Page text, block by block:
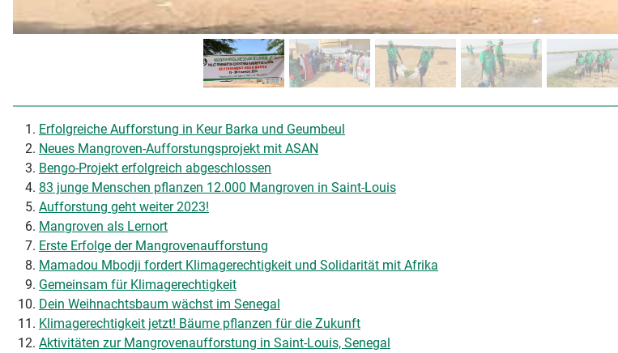
Erfolgreiche Aufforstung in Keur Barka und Geumbeul
Neues Mangroven-Aufforstungsprojekt mit ASAN
Bengo-Projekt erfolgreich abgeschlossen
83 junge Menschen pflanzen 12.000 Mangroven in Saint-Louis
Aufforstung geht weiter 2023!
Mangroven als Lernort
Erste Erfolge der Mangrovenaufforstung
Mamadou Mbodji fordert Klimagerechtigkeit und Solidarität mit Afrika
Gemeinsam für Klimagerechtigkeit
Dein Weihnachtsbaum wächst im Senegal
Klimagerechtigkeit jetzt! Bäume pflanzen für die Zukunft
Aktivitäten zur Mangrovenaufforstung in Saint-Louis, Senegal